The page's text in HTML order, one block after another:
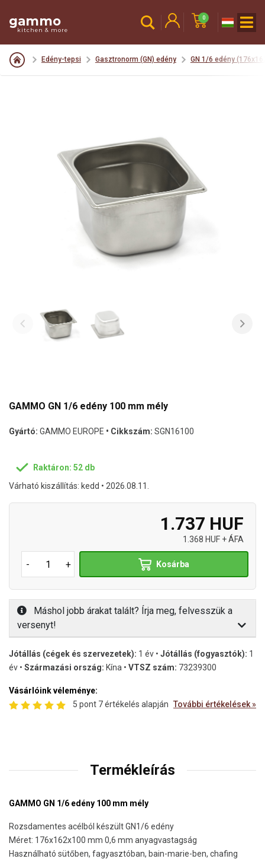
gammo
kitchen & more
0
Edény-tepsi Gasztronorm (GN) edény GN 1/6 edény
GAMMO GN 1/6 edény 100 mm mély
Gyártó: GAMMO EUROPE • Cikkszám: SGN16100
Raktáron: 52 db
Várható kiszállítás: kedd • 2026.08.11.
1.737 HUF
1.368 HUF + ÁFA
- + Kosárba
Máshol jobb árakat talált? Írja meg, felvesszük a
versenyt!
Jótállás (cégek és szervezetek): 1 év • Jótállás (fogyasztók): 1
év • Származási ország: Kína • VTSZ szám: 73239300
Vásárlóink véleménye:
5 pont 7 értékelés alapján További értékelések »
Termékleírás
GAMMO GN 1/6 edény 100 mm mély
Rozsdamentes acélból készült GN1/6 edény
Méret: 176x162x100 mm 0,6 mm anyagvastagság
Használható sütőben, fagyasztóban, bain-marie-ben, chafing